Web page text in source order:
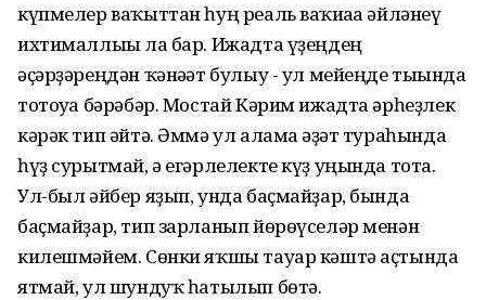
күпмелер ваҡыттан һуң реаль ваҡиғаға әйләнеү
ихтималлығы ла бар. Ижадта үҙеңдең
әҫәрҙәреңдән ҡәнәғәт булыу - ул мейеңде тығында
тотоуға бәрәбәр. Мостай Кәрим ижадта әрһеҙлек
кәрәк тип әйтә. Әммә ул алама ғәҙәт тураһында
һүҙ сурытмай, ә егәрлелекте күҙ уңында тота.
Ул-был әйбер яҙып, унда баҫмайҙар, бында
баҫмайҙар, тип зарланып йөрөүселәр менән
килешмәйем. Сөнки яҡшы тауар кәштә аҫтында
ятмай, ул шундуҡ һатылып бөтә.